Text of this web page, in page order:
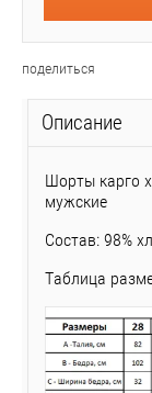
поделиться
Описание
Шорты карго
мужские
Состав: 98%
Таблица